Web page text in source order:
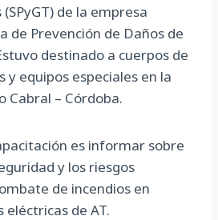
de la empresa
de Prevención de Daños de
destinado a cuerpos de
y equipos especiales en la
Cabral – Córdoba.
es informar sobre
y los riesgos
de incendios en
eléctricas de AT.